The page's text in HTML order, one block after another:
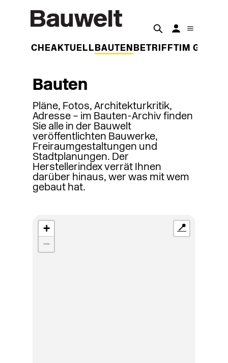
WOCHEAKTUELL BAUTEN BETRIFFT IM
Bauten
Pläne, Fotos, Architekturkritik,
Adresse – im Bauten-Archiv finden
Sie alle in der Bauwelt
veröffentlichten Bauwerke,
Freiraumgestaltungen und
Stadtplanungen. Der
Herstellerindex verrät Ihnen
darüber hinaus, wer was mit wem
gebaut hat.
+
−
📍